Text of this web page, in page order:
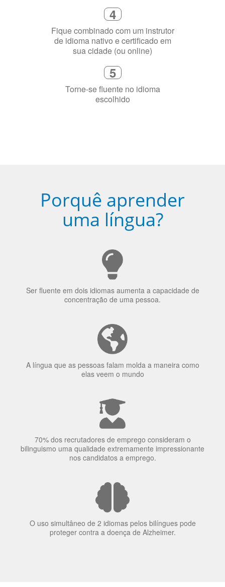
Fique combinado com um instrutor
de idioma nativo e certificado em
sua cidade (ou online)
5
Torne-se fluente no idioma
escolhido
uma língua?
Ser fluente em dois idiomas aumenta a capacidade de
concentração de uma pessoa.
A língua que as pessoas falam molda a maneira como
elas veem o mundo
70% dos recrutadores de emprego consideram o
bilinguismo uma qualidade extremamente impressionante
O uso simultâneo de 2 idiomas pelos bilíngues pode
proteger contra a doença de Alzheimer.